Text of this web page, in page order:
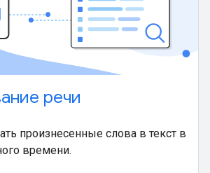
речи
произнесенные слова в текст в
времени.